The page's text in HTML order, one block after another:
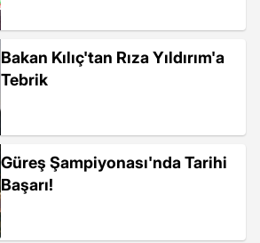
Bakan Kılıç'tan Rıza Yıldırım'a
Tebrik
Güreş Şampiyonası'nda Tarihi
Başarı!